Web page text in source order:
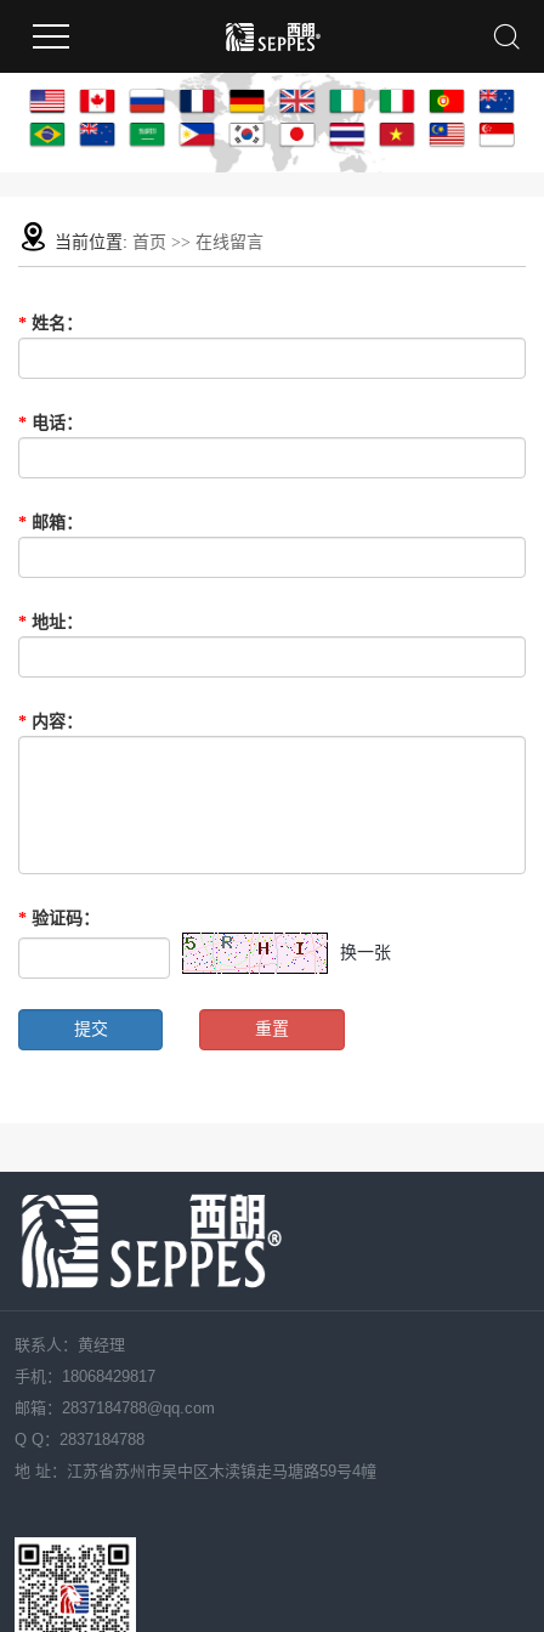
当前位置: 首页 >> 在线留言
* 姓名 ：
* 电话：
* 邮箱：
* 地址：
* 内容：
* 验证码：
换一张
联系人：黄经理
手机：18068429817
邮箱： 2837184788@qq.com
Q Q： 2837184788
地 址：江苏省苏州市吴中区木渎镇走马塘路59号4幢